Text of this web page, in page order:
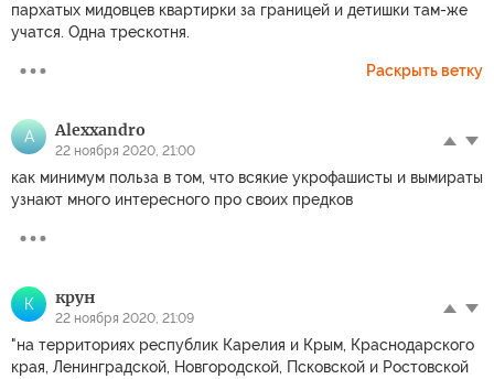
пapхатых мидовцев квартирки за границей и детишки там-же
учатся. Одна трескотня.
Раскрыть ветку
A Alexxandro
22 ноября 2020, 21:00
как минимум польза в том, что всякие укрофашисты и вымираты
узнают много интересного про своих предков
К крун
22 ноября 2020, 21:09
"на территориях республик Карелия и Крым, Краснодарского
края, Ленинградской, Новгородской, Псковской и Ростовской